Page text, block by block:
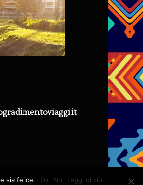
sia felice. Ok No Leggi di più